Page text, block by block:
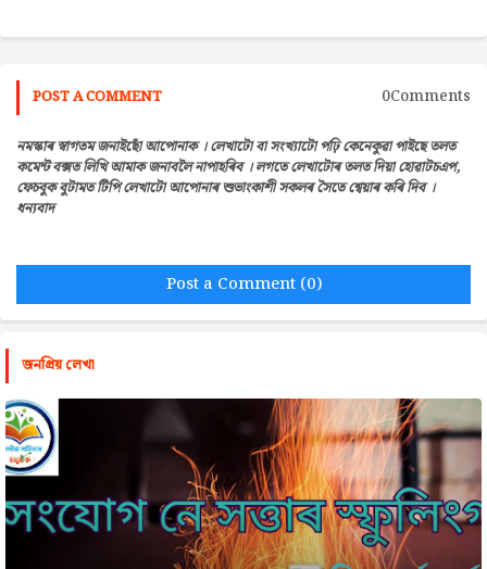
POST A COMMENT 0Comments
নমস্কাৰ স্বাগতম জনাইছোঁ আপোনাক । লেখাটো বা সংখ্যাটো পঢ়ি কেনেকুৱা পাইছে তলত
কমেন্ট বক্সত লিখি আমাক জনাবলৈ নাপাহৰিব । লগতে লেখাটোৰ তলত দিয়া হোৱাটচএপ,
ফেচবুক বুটামত টিপি লেখাটো আপোনাৰ শুভাংকাশী সকলৰ সৈতে শ্বেয়াৰ কৰি দিব ।
ধন্যবাদ
Post a Comment (0)
জনপ্রিয় লেখা